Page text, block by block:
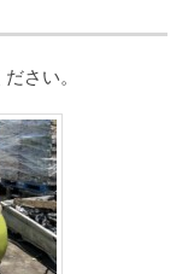
さい。
）